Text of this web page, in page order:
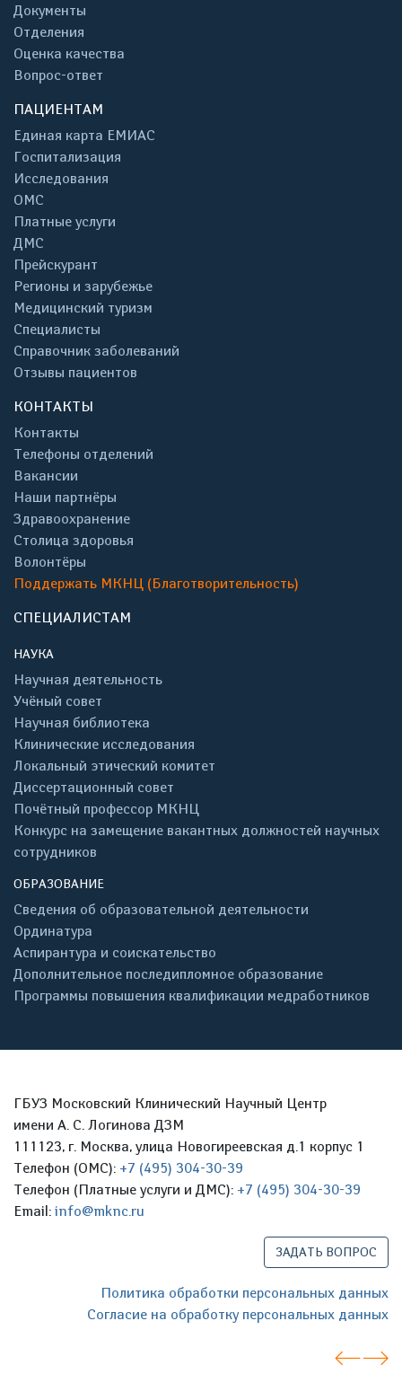
Документы
Отделения
Оценка качества
Вопрос-ответ
ПАЦИЕНТАМ
Единая карта ЕМИАС
Госпитализация
Исследования
ОМС
Платные услуги
ДМС
Прейскурант
Регионы и зарубежье
Медицинский туризм
Специалисты
Справочник заболеваний
Отзывы пациентов
КОНТАКТЫ
Контакты
Телефоны отделений
Вакансии
Наши партнёры
Здравоохранение
Столица здоровья
Волонтёры
Поддержать МКНЦ (Благотворительность)
СПЕЦИАЛИСТАМ
НАУКА
Научная деятельность
Учёный совет
Научная библиотека
Клинические исследования
Локальный этический комитет
Диссертационный совет
Почётный профессор МКНЦ
Конкурс на замещение вакантных должностей научных
сотрудников
ОБРАЗОВАНИЕ
Сведения об образовательной деятельности
Ординатура
Аспирантура и соискательство
Дополнительное последипломное образование
Программы повышения квалификации медработников
ГБУЗ Московский Клинический Научный Центр
имени А. С. Логинова ДЗМ
111123, г. Москва, улица Новогиреевская д.1 корпус 1
Телефон (ОМС): +7 (495) 304-30-39
Телефон (Платные услуги и ДМС): +7 (495) 304-30-39
Email: info@mknc.ru
ЗАДАТЬ ВОПРОС
Политика обработки персональных данных
Согласие на обработку персональных данных